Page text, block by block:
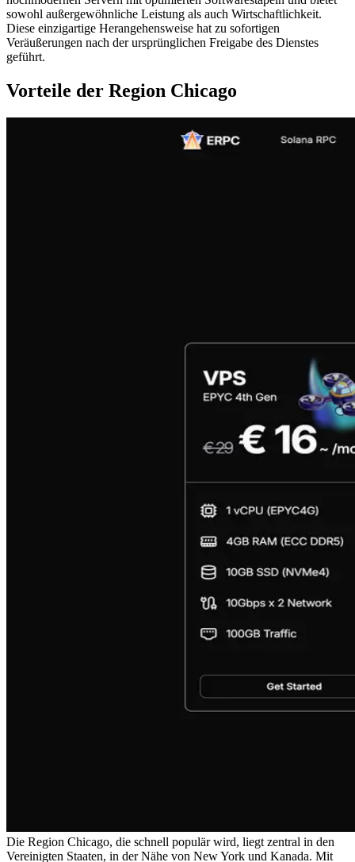
sowohl außergewöhnliche Leistung als auch Wirtschaftlichkeit.
Diese einzigartige Herangehensweise hat zu sofortigen
Veräußerungen nach der ursprünglichen Freigabe des Dienstes
geführt.
Vorteile der Region Chicago
Die Region Chicago, die schnell populär wird, liegt zentral in den
Vereinigten Staaten, in der Nähe von New York und Kanada. Mit